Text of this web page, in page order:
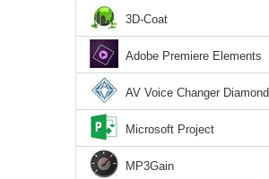
3D-Coat
Adobe Premiere Elements
AV Voice Changer Diamond
Microsoft Project
MP3Gain